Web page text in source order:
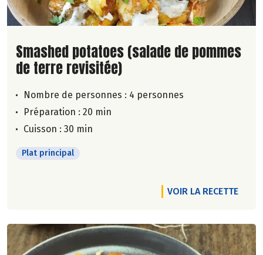
Lire la suite de la recette
Smashed potatoes (salade de pommes
de terre revisitée)
Nombre de personnes : 4 personnes
Préparation : 20 min
Cuisson : 30 min
Plat principal
VOIR LA RECETTE